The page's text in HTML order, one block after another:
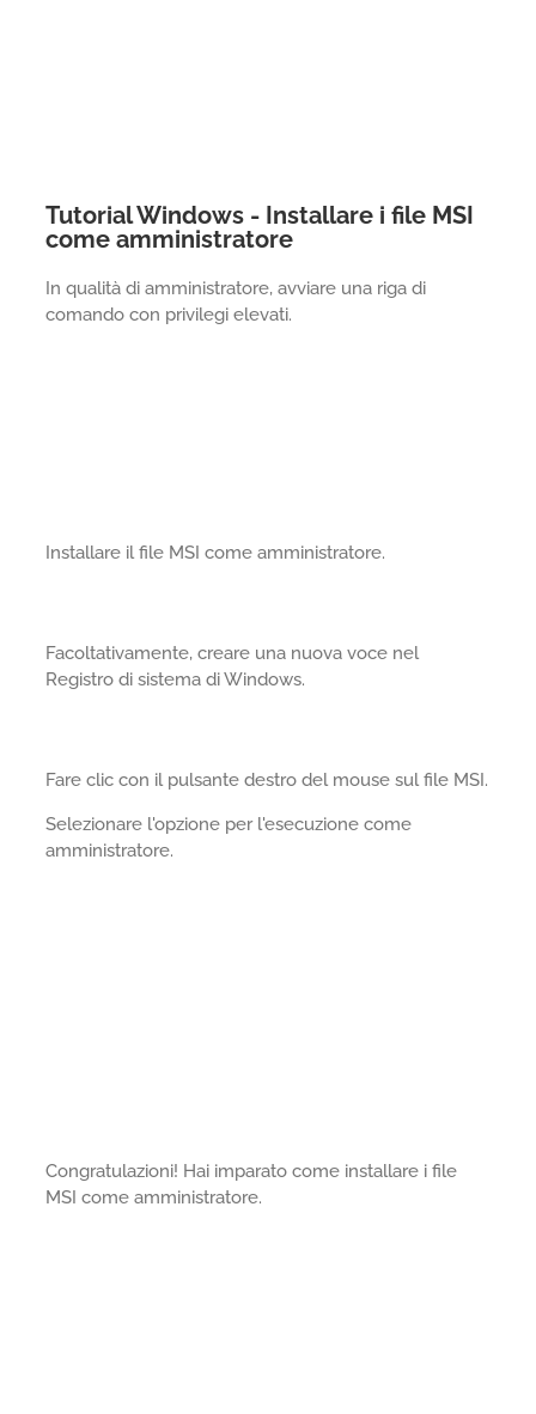
Tutorial Windows - Installare i file MSI
come amministratore
In qualità di amministratore, avviare una riga di
comando con privilegi elevati.
Installare il file MSI come amministratore.
Facoltativamente, creare una nuova voce nel
Registro di sistema di Windows.
Fare clic con il pulsante destro del mouse sul file MSI.
Selezionare l'opzione per l'esecuzione come
amministratore.
Congratulazioni! Hai imparato come installare i file
MSI come amministratore.